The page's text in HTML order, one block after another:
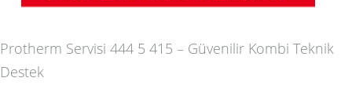
Protherm Servisi 444 5 415 – Güvenilir Kombi Teknik
Destek